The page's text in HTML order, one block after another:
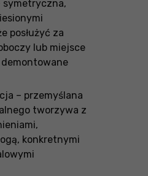
symetryczna,
posłużyć za
lub miejsce
– przemyślana
tworzywa z
konkretnymi